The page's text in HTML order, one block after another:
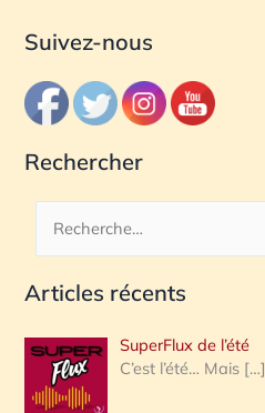
Suivez-nous
Rechercher
c
e
r
Articles récents
SuperFlux de l’été
C’est l’été… Mais […]